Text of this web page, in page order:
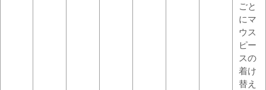
ごと
にマ
ウス
ピー
スの
着け
替え